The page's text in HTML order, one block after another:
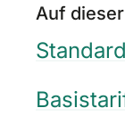
Auf